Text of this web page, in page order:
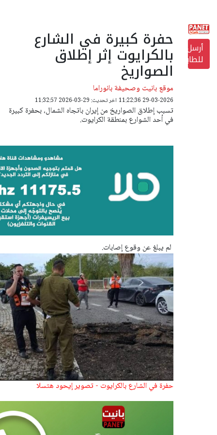
أرسل
للطابعة
حفرة كبيرة في الشارع
بالكرايوت إثر إطلاق
الصواريخ
موقع بانيت وصحيفة بانوراما
29-03-2026 11:22:36 اخر تحديث: 29-03-2026 11:32:57
تسبب إطلاق الصواريخ من إيران باتجاه الشمال، بحفرة كبيرة
في أحد الشوارع بمنطقة الكرايوت.
لم يبلغ عن وقوع إصابات.
حفرة في الشارع بالكرايوت - تصوير إيحود هتسلا